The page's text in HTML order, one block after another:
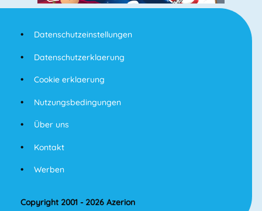
Datenschutzeinstellungen
Datenschutzerklaerung
Cookie erklaerung
Nutzungsbedingungen
Über uns
Kontakt
Werben
Copyright 2001 - 2026 Azerion